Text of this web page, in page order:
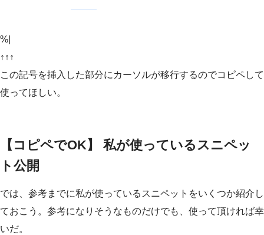
%|
↑↑↑
この記号を挿入した部分にカーソルが移行するのでコピペして
使ってほしい。
【コピペでOK】 私が使っているスニペッ
ト公開
では、参考までに私が使っているスニペットをいくつか紹介し
ておこう。参考になりそうなものだけでも、使って頂ければ幸
いだ。